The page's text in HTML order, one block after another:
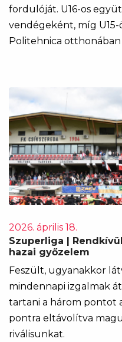
fordulóját. U16-os
vendégeként, míg U15-
Politehnica otthonában
2026. április 18.
Szuperliga |
hazai győzelem
Feszült, ugyanakkor
mindennapi izgalmak
tartani a három pontot
pontra eltávolítva
riválisunkat.